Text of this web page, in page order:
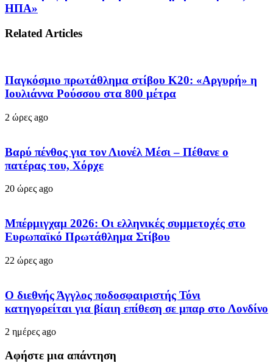
ΗΠΑ»
Related Articles
Παγκόσμιο πρωτάθλημα στίβου Κ20: «Αργυρή» η
Ιουλιάννα Ρούσσου στα 800 μέτρα
2 ώρες ago
Βαρύ πένθος για τον Λιονέλ Μέσι – Πέθανε ο
πατέρας του, Χόρχε
20 ώρες ago
Μπέρμιγχαμ 2026: Οι ελληνικές συμμετοχές στο
Ευρωπαϊκό Πρωτάθλημα Στίβου
22 ώρες ago
Ο διεθνής Άγγλος ποδοσφαιριστής Τόνι
κατηγορείται για βίαιη επίθεση σε μπαρ στο Λονδίνο
2 ημέρες ago
Αφήστε μια απάντηση